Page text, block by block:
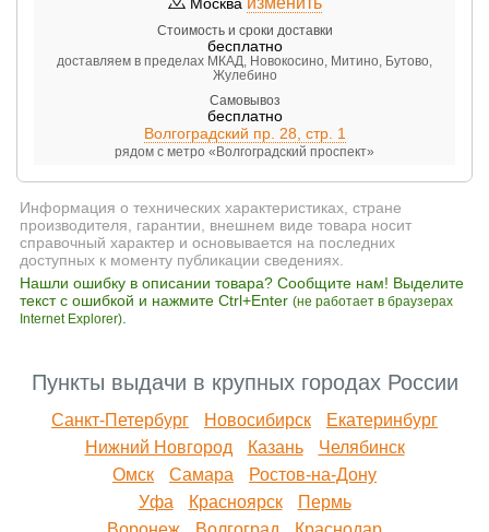
Стоимость и сроки доставки
бесплатно
доставляем в пределах МКАД, Новокосино, Митино, Бутово,
Жулебино
Самовывоз
бесплатно
Волгоградский пр. 28, стр. 1
рядом с метро «Волгоградский проспект»
Информация о технических характеристиках, стране
производителя, гарантии, внешнем виде товара носит
справочный характер и основывается на последних
доступных к моменту публикации сведениях.
Нашли ошибку в описании товара? Сообщите нам! Выделите
текст с ошибкой и нажмите Ctrl+Enter (не работает в браузерах
Internet Explorer)
Пункты выдачи в крупных городах России
Санкт-Петербург Новосибирск
Екатеринбург
Нижний Новгород
Казань
Челябинск
Омск
Самара
Ростов-на-Дону
Уфа
Красноярск
Пермь